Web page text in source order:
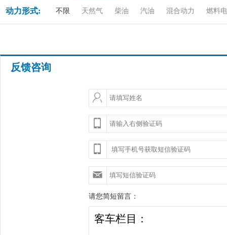
动力形式: 不限 天然气 柴油 汽油 混合动力 燃料
反馈咨询
请您简短留言：